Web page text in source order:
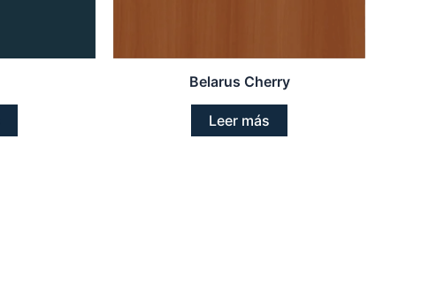
Belarus Cherry
Leer más